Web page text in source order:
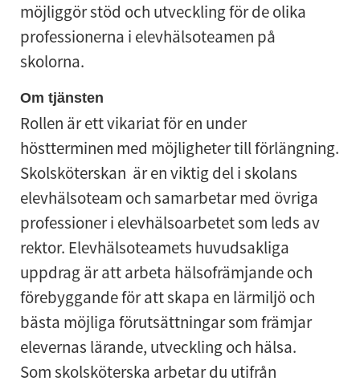
möjliggör stöd och utveckling för de olika
professionerna i elevhälsoteamen på
skolorna.
Om tjänsten
Rollen är ett vikariat för en under
höstterminen med möjligheter till förlängning.
Skolsköterskan är en viktig del i skolans
elevhälsoteam och samarbetar med övriga
professioner i elevhälsoarbetet som leds av
rektor. Elevhälsoteamets huvudsakliga
uppdrag är att arbeta hälsofrämjande och
förebyggande för att skapa en lärmiljö och
bästa möjliga förutsättningar som främjar
elevernas lärande, utveckling och hälsa.
Som skolsköterska arbetar du utifrån